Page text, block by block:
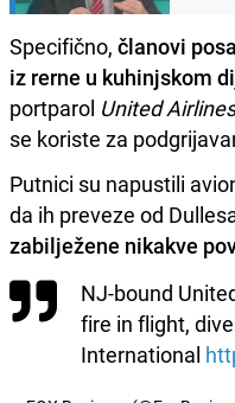
Specifično, članovi
iz rerne u kuhinjskom
portparol United
se koriste za
Putnici su napustili
da ih preveze od
zabilježene nikakve
NJ-bound
fire in flight,
International